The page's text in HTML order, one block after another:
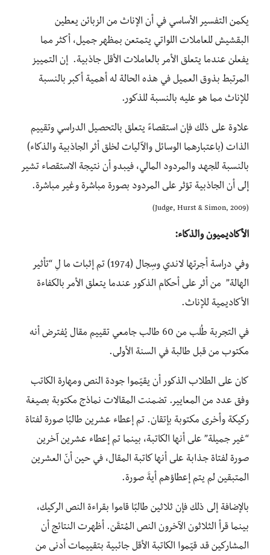
يكمن التفسير الأساسي في أن الإناث من الزبائن يعطين
البقشيش للعاملات اللواتي يتمتعن بمظهر جميل، أكثر مما
يفعلن عندما يتعلق الأمر بالعاملات الأقل جاذبية. إن التمييز
المرتبط بذوق العميل في هذه الحالة له أهمية أكبر بالنسبة
للإناث مما هو عليه بالنسبة للذكور.
علاوة على ذلك فإن استقصاءً يتعلق بالتحصيل الدراسي وتقييم
الذات (باعتبارهما الوسائل والآليات لخلق أثر الجاذبية والذكاء)
بالنسبة للجهد والمردود المالي، فيبدو أن نتيجة الاستقصاء تشير
إلى أن الجاذبية تؤثر على المردود بصورة مباشرة وغير مباشرة.
(Judge, Hurst & Simon, 2009)
الأكاديميون والذكاء:
وفي دراسة أجرتها لاندي وسِجال (1974) تم إثبات ما لِ “تأثير
الهالة” من أثر على أحكام الذكور عندما يتعلق الأمر بالكفاءة
الأكاديمية للإناث.
في التجربة طُلب من 60 طالب جامعي تقييم مقال يُفترض أنه
مكتوب من قبل طالبة في السنة الأولى.
كان على الطلاب الذكور أن يقيّموا جودة النص ومهارة الكاتب
وفق عدد من المعايير. تضمنت المقالات نماذج مكتوبة بصيغة
ركيكة وأخرى مكتوبة بإتقان. تم إعطاء عشرين طالبًا صورة لفتاة
“غير جميلة” على أنها الكاتبة، بينما تم إعطاء عشرين آخرين
صورة لفتاة جذابة على أنها كاتبة المقال، في حين أنّ العشرين
المتبقين لم يتم إعطاؤهم أيةَ صورة.
بالإضافة إلى ذلك فإن ثلاثين طالبًا قاموا بقراءة النص الركيك،
بينما قرأ الثلاثون الآخرون النص المُتقَن. أظهرت النتائج أن
المشاركين قد قيّموا الكاتبة الأقل جائبية بتقييمات أدنى من